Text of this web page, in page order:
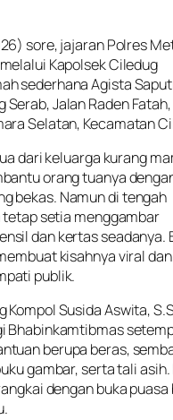
sore, jajaran Polres
Kapolsek Ciledug
sederhana Agista
Serab, Jalan Raden Fatah,
Selatan, Kecamatan
dari keluarga kurang
orang tuanya
bekas. Namun di tengah
setia menggambar
dan kertas seadanya.
kisahnya viral dan
publik.
Kompol Susida Aswita,
Bhabinkamtibmas
berupa beras,
gambar, serta tali
dengan buka puasa